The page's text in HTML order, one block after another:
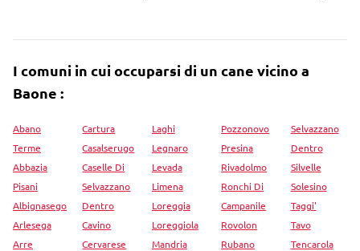
I comuni in cui occuparsi di un cane vicino a
Baone :
Abano
Terme
Abbazia
Pisani
Albignasego
Arlesega
Arre
Cartura
Casalserugo
Caselle Di
Selvazzano
Dentro
Cavino
Cervarese
Laghi
Legnaro
Levada
Limena
Loreggia
Loreggiola
Mandria
Pozzonovo
Presina
Rivadolmo
Ronchi Di
Campanile
Rovolon
Rubano
Selvazzano
Dentro
Silvelle
Solesino
Taggi'
Tavo
Tencarola